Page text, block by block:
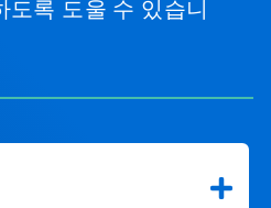
도록 도울 수 있습니